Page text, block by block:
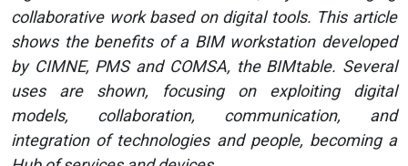
collaborative work based on digital tools. This article
shows the benefits of a BIM workstation developed
by CIMNE, PMS and COMSA, the BIMtable. Several
uses are shown, focusing on exploiting digital
models, collaboration, communication, and
integration of technologies and people, becoming a